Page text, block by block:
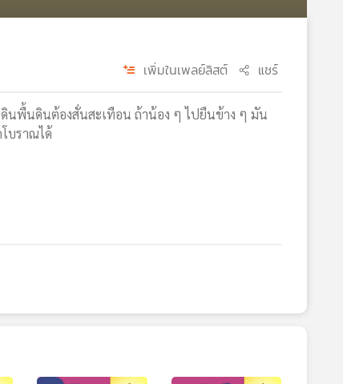
เพิ่มในเพลย์ลิสต์ แชร์
นพื้นดินต้องสั่นสะเทือน ถ้าน้อง ๆ ไปยืนข้าง ๆ มัน
บราณได้